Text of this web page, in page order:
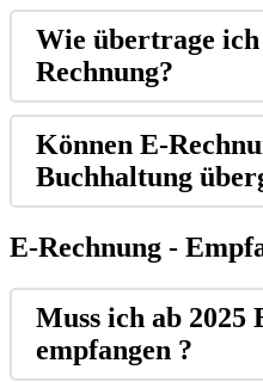
Wie übertrage
Rechnung?
Können E-
Buchhaltung
E-Rechnung -
Muss ich ab 2025
empfangen ?